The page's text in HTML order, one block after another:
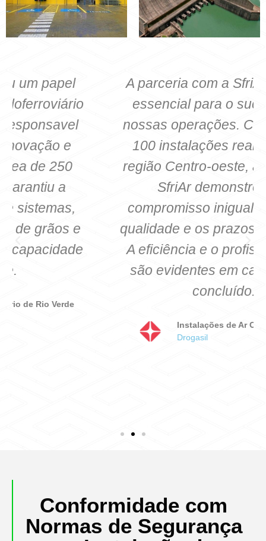
A parceria com a SfriAr tem sido
essencial para o sucesso das
nossas operações. Com mais de
100 instalações realizadas na
região Centro-oeste, a equipe da
SfriAr demonstrou um
compromisso inigualável com a
qualidade e os prazos acordados.
A eficiência e o profissionalismo
são evidentes em cada projeto
Instalações de Ar Condicionados
Conformidade com
Normas de Segurança